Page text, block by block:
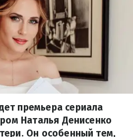
премьера сериала
Наталья Денисенко
Он особенный тем,